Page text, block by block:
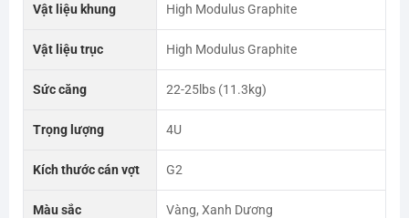
Vật liệu khung High Modulus Graphite
Vật liệu trục High Modulus Graphite
Sức căng 22-25lbs (11.3kg)
Trọng lượng 4U
Kích thước cán vợt G2
Màu sắc Vàng, Xanh Dương